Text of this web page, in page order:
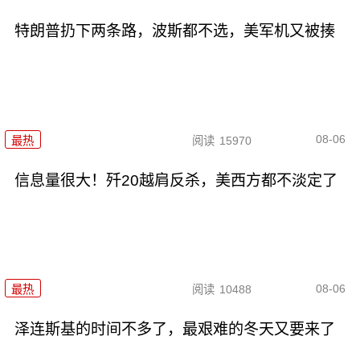
特朗普扔下两条路，波斯都不选，美军机又被揍
最热 阅读 15970 08-06
信息量很大！歼20越肩反杀，美西方都不淡定了
最热 阅读 10488 08-06
泽连斯基的时间不多了，最艰难的冬天又要来了